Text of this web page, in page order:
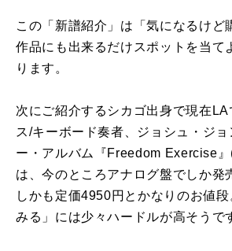
この「新譜紹介」は「気になるけど
作品にも出来るだけスポットを当て
ります。
次にご紹介するシカゴ出身で現在 LA
ス/キーボード奏者、ジョシュ・ジョ
ー・アルバム『Freedom Exercise 』
は、今のところアナログ盤でしか発
しかも定価4950円とかなりのお値
みる」には少々ハードルが高そうで